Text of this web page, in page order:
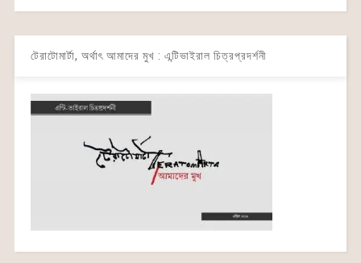
টেরাটোমার্টা, অর্থাৎ আমাদের মুখ : এন্টিভাইরাল চিত্রপ্রদর্শনী